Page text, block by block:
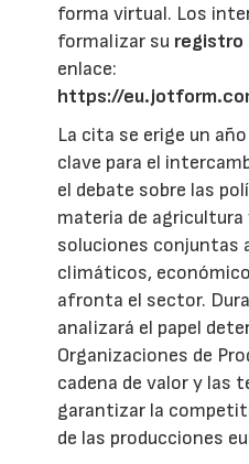
forma virtual. Los
formalizar su registro
enlace:
https://
La cita se erige un
clave para el
el debate sobre las
materia de agricultura
soluciones conjuntas
climáticos,
afronta el sector.
analizará el papel
Organizaciones de
cadena de valor y las
garantizar la
de las producciones